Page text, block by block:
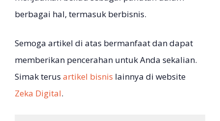
berbagai hal, termasuk berbisnis.
Semoga artikel di atas bermanfaat dan dapat
memberikan pencerahan untuk Anda sekalian.
Simak terus artikel bisnis lainnya di website
Zeka Digital.